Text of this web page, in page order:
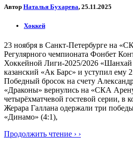
Автор Наталья Бухарева, 25.11.2025
Хоккей
23 ноября в Санкт-Петербурге на
Регулярного чемпионата Фонбет
Хоккейной Лиги-2025/2026
казанский «Ак Барс» и уступил ему
Победный бросок на счету
«Драконы» вернулись на «СКА
четырёхматчевой гостевой серии, в
Жерара Галлана одержали три
«Динамо» (4:1),
Продолжить чтение › ›